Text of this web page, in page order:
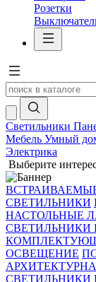
Розетки
Светильники
Мебель Умный
Электрика
Выберите
ВСТРАИВАЕМЫЕ
СВЕТИЛЬНИКИ
НАСТОЛЬНЫЕ
ОСВЕЩЕНИЕ
СВЕТИЛЬНИКИ